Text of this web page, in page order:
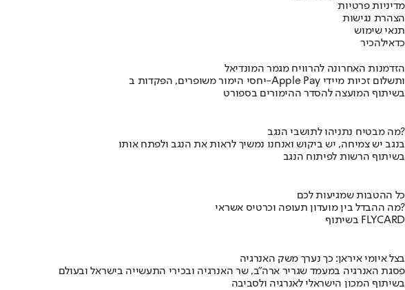
מדיניות פרטיות
הצהרת נגישות
תנאי שימוש
כדאילהכיר
הזדמנות האחרונה להרוויח מגמר המונדיאל
יחסי הימור משופרים, הפקדות ב-Apple Pay ותשלום זכיות מיידי
בשיתוף המועצה להסדר ההימורים בספורט
מה מבטיח נתניהו לתושבי הנגב?
בנגב יש צמיחה, יש ביקוש ואנחנו נמשיך לראות את הנגב ולפתח אותו
בשיתוף הרשות לפיתוח הנגב
כל ההטבות שמגיעות לכם
מה ההבדל בין מועדון תעופה וכרטיס אשראי?
בשיתוף FLYCARD
בצל איומי איראן: כך נערך משק האנרגיה
פסגת האנרגיה במעמד שגריר ארה"ב, שר האנרגיה ובכירי התעשייה בישראל ובעולם
בשיתוף המכון הישראלי לאנרגיה ולסביבה